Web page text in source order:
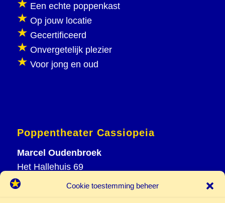
Cookie toestemming beheer
Een echte poppenkast
Op jouw locatie
Gecertificeerd
Onvergetelijk plezier
Voor jong en oud
Poppentheater Cassiopeia
Marcel Oudenbroek
Het Hallehuis 69
3823 VH Amersfoort